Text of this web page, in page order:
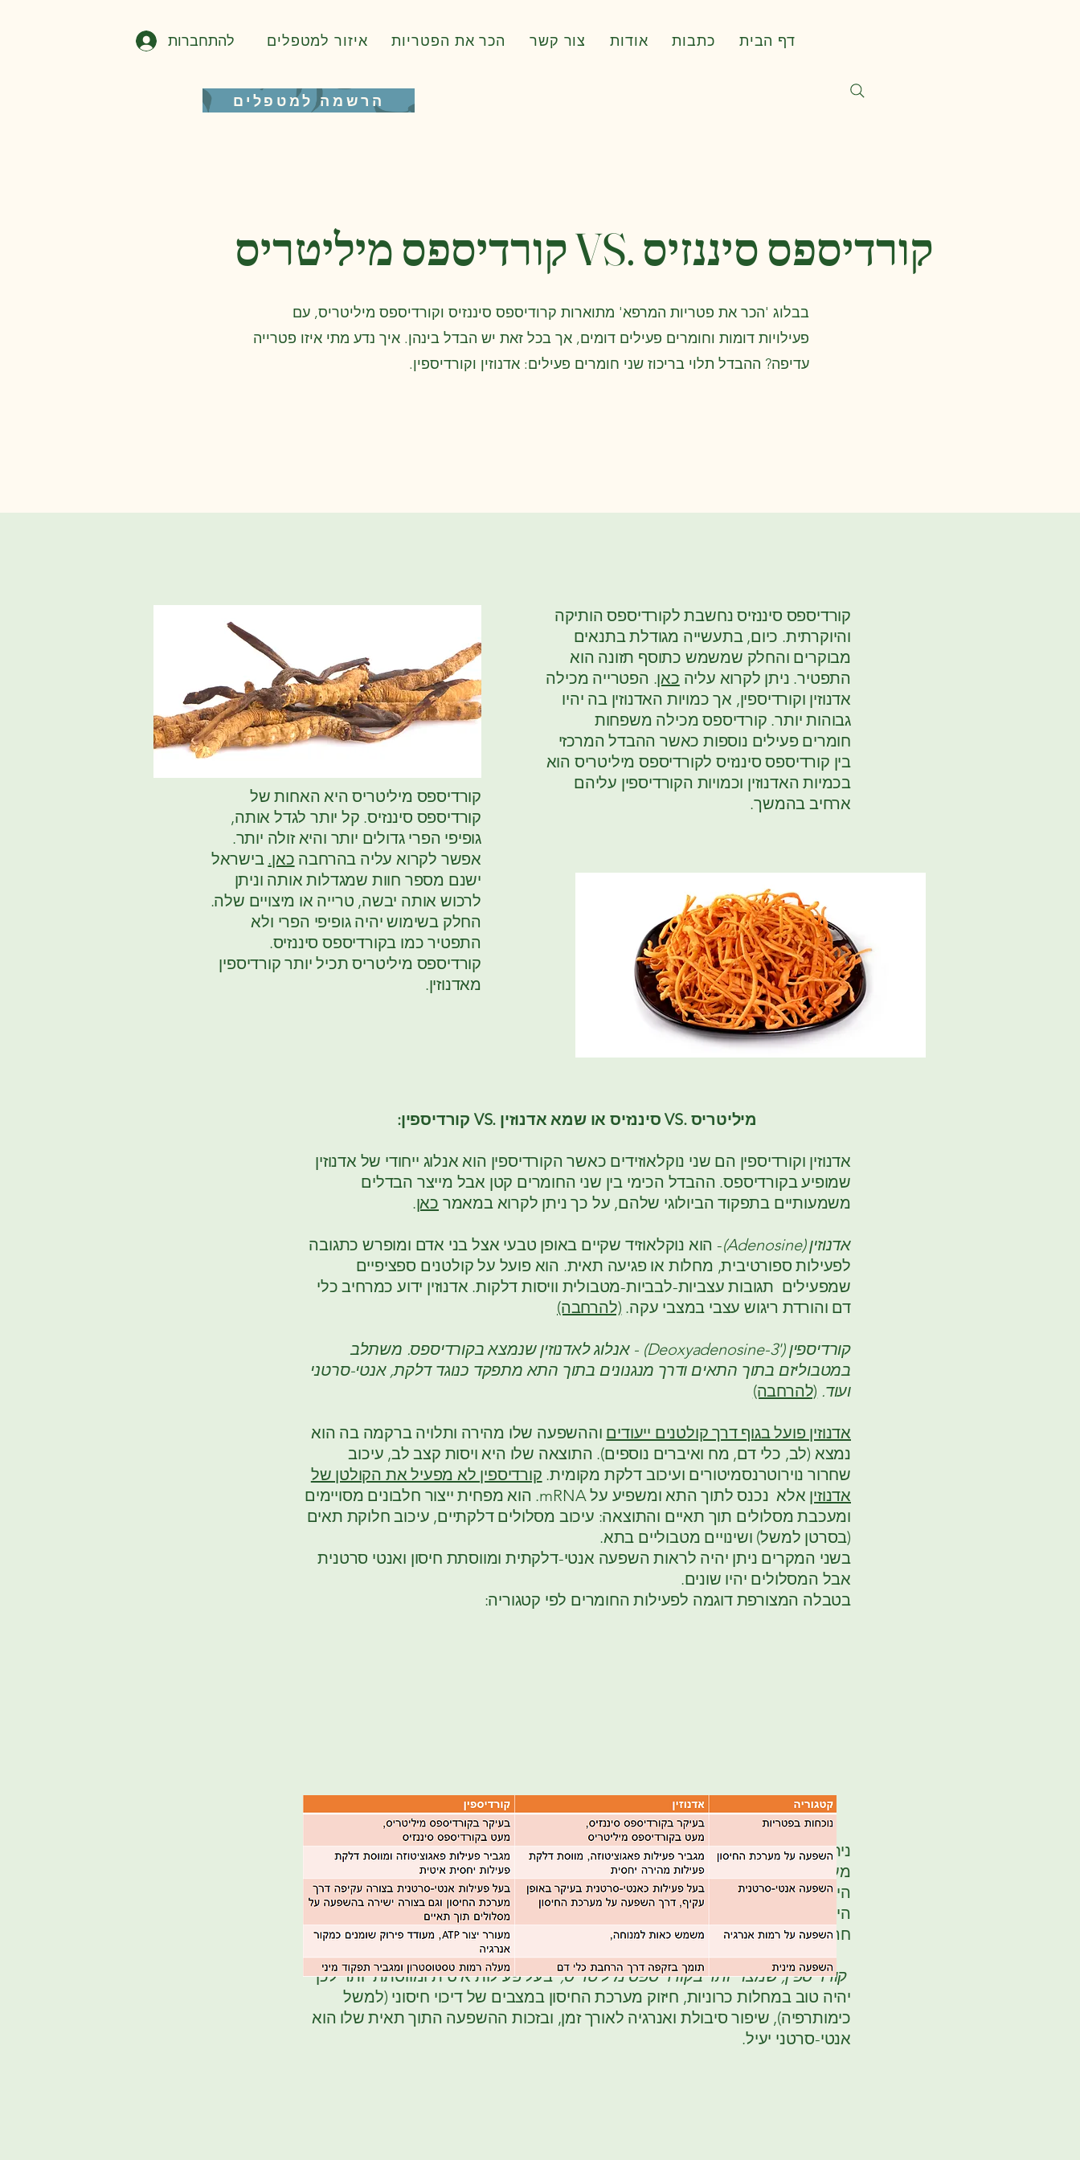
להתחברות איזור למטפלים הכר את הפטריות צור קשר אודות כתבות דף הבית
הרשמה למטפלים
קורדיספס סיננזיס .VS קורדיספס מיליטריס
בבלוג 'הכר את פטריות המרפא' מתוארות קרודיספס סיננזיס וקורדיספס מיליטריס, עם
פעילויות דומות וחומרים פעילים דומים, אך בכל זאת יש הבדל בינהן. איך נדע מתי איזו פטרייה
עדיפה? ההבדל תלוי בריכוז שני חומרים פעילים: אדנוזין וקורדיספין.
קורדיספס מיליטריס היא האחות של
קורדיספס סיננזיס. קל יותר לגדל אותה,
גופיפי הפרי גדולים יותר והיא זולה יותר.
אפשר לקרוא עליה בהרחבה כאן. בישראל
ישנם מספר חוות שמגדלות אותה וניתן
לרכוש אותה יבשה, טרייה או מיצויים שלה.
החלק בשימוש יהיה גופיפי הפרי ולא
התפטיר כמו בקורדיספס סיננזיס.
קורדיספס מיליטריס תכיל יותר קורדיספין
מאדנוזין.
קורדיספס סיננזיס נחשבת לקורדיספס הותיקה
והיוקרתית. כיום, בתעשייה מגודלת בתנאים
מבוקרים והחלק שמשמש כתוסף תזונה הוא
התפטיר. ניתן לקרוא עליה כאן. הפטרייה מכילה
אדנוזין וקורדיספין, אך כמויות האדנוזין בה יהיו
גבוהות יותר. קורדיספס מכילה משפחות
חומרים פעילים נוספות כאשר ההבדל המרכזי
בין קורדיספס סיננזיס לקורדיספס מיליטריס הוא
בכמיות האדנוזין וכמויות הקורדיספין עליהם
ארחיב בהמשך.
מיליטריס .VS סיננזיס או שמא אדנוזין .VS קורדיספין:
אדנוזין וקורדיספין הם שני נוקלאוזידים כאשר הקורדיספין הוא אנלוג ייחודי של אדנוזין
שמופיע בקורדיספס. ההבדל הכימי בין שני החומרים קטן אבל מייצר הבדלים
משמעותיים בתפקוד הביולוגי שלהם, על כך ניתן לקרוא במאמר כאן.
אדנוזין (Adenosine)
- הוא נוקלאוזיד שקיים באופן טבעי אצל בני אדם ומופרש כתגובה
לפעילות ספורטיבית, מחלות או פגיעה תאית. הוא פועל על קולטנים ספציפיים
שמפעילים תגובות עצביות-לבביות-מטבולית וויסות דלקות. אדנוזין ידוע כמרחיב כלי
דם והורדת ריגוש עצבי במצבי עקה. (להרחבה)
קורדיספין ('Deoxyadenosine-3) - אנלוג לאדנוזין שנמצא בקורדיספס. משתלב
במטבוליזם בתוך התאים ודרך מנגנונים בתוך התא מתפקד כנוגד דלקת, אנטי-סרטני
ועוד. (להרחבה)
אדנוזין פועל בגוף דרך קולטנים ייעודים וההשפעה שלו מהירה ותלויה ברקמה בה הוא
נמצא (לב, כלי דם, מח ואיברים נוספים). התוצאה שלו היא ויסות קצב לב, עיכוב
שחרור נוירוטרנסמיטורים ועיכוב דלקת מקומית. קורדיספין לא מפעיל את הקולטן של
אדנוזין
אלא נכנס לתוך התא ומשפיע על mRNA. הוא מפחית ייצור חלבונים מסויימים
ומעכבת מסלולים תוך תאיים והתוצאה: עיכוב מסלולים דלקתיים, עיכוב חלוקת תאים
(בסרטן למשל) ושינויים מטבוליים בתא.
בשני המקרים ניתן יהיה לראות השפעה אנטי-דלקתית ומווסתת חיסון ואנטי סרטנית
אבל המסלולים יהיו שונים.
​בטבלה המצורפת דוגמה לפעילות החומרים לפי קטגוריה:
ניתן לסכם שקורדיספס סיננזיס (יותר אדנוזין)תפעל מהר יותר ובעיקר במסלולים של
מערכת החיסון ודלקת ולכן תהיה עדיפה במצבים של דלקת חדה או נזק לרקמות הגוף.
היא תהיה עדיפה במצבים של מחסור בחמצן , זרימת דם לקוייה ובעיות זקפה בשל
היכולת להרחיב כלי דם. בנוסף, במצבים של פעילות יתר של מערכת החיסון או דלקת
חריפה קורדיספס סיננזיס תתמוך בויסות התגובה החיסונית או הדלקתית.
קורדיספין, שמצוי יותר בקורדיספס מיליטריס,בעל פעילות איטית ומווסתת יותר לכן
יהיה טוב במחלות כרוניות, חיזוק מערכת החיסון במצבים של דיכוי חיסוני (למשל
כימותרפיה), שיפור סיבולת ואנרגיה לאורך זמן, ובזכות ההשפעה התוך תאית שלו הוא
אנטי-סרטני יעיל.